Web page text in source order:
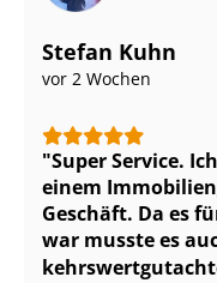
Stefan Kuhn
vor 2 Wochen
Super Service.
einem
Geschäft. Da es
war musste es